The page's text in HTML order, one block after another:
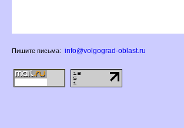
Пишите письма: info@volgograd-oblast.ru